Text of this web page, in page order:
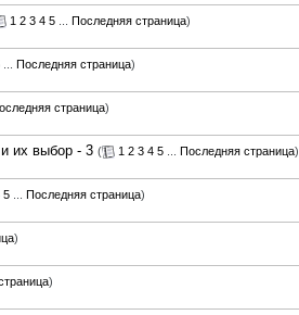
1 2 3 4 5 Последняя страница)
Последняя страница)
страница)
их выбор - 3 ( 1 2 3 4 5 Последняя страница)
5 Последняя страница)
)
)